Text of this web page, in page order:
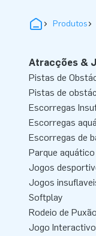
Produtos
Atracções &
Pistas de
Pistas de
Escorregas
Escorregas
Escorregas de
Parque aquático
Jogos
Jogos
Softplay
Rodeio de Puxão
Jogo Interactivo